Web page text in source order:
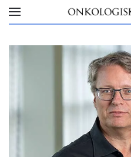
Skip to main content